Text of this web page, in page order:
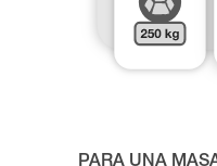
PARA UNA